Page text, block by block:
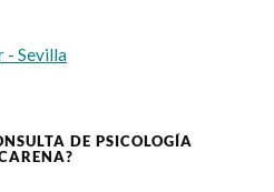
DE PSICOLOGÍA